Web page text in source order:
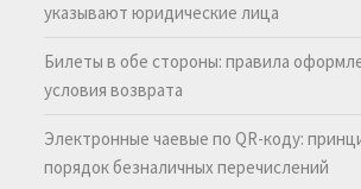
указывают юридические лица
Билеты в обе стороны: правила
условия возврата
Электронные чаевые по QR-коду:
порядок безналичных перечислений